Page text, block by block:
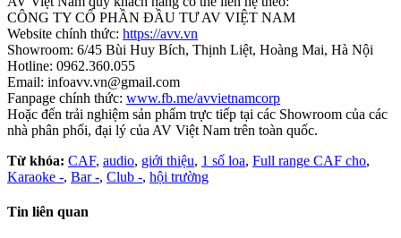
CÔNG TY CỔ PHẦN ĐẦU TƯ AV VIỆT NAM
Website chính thức: https://avv.vn
Showroom: 6/45 Bùi Huy Bích, Thịnh Liệt, Hoàng Mai, Hà Nội
Hotline: 0962.360.055
Email: infoavv.vn@gmail.com
Fanpage chính thức: www.fb.me/avvietnamcorp
Hoặc đến trải nghiệm sản phẩm trực tiếp tại các Showroom của các
nhà phân phối, đại lý của AV Việt Nam trên toàn quốc.
Từ khóa: CAF, audio, giới thiệu, 1 số loa, Full range CAF cho,
Karaoke -, Bar -, Club -, hội trường
Tin liên quan